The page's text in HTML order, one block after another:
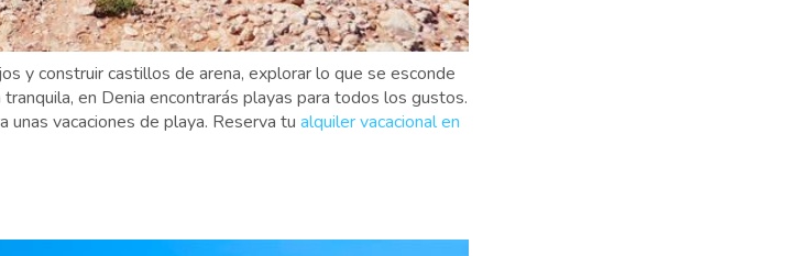
y construir castillos de arena, explorar lo que se esconde
en Denia encontrarás playas para todos los gustos.
vacaciones de playa. Reserva tu alquiler vacacional en